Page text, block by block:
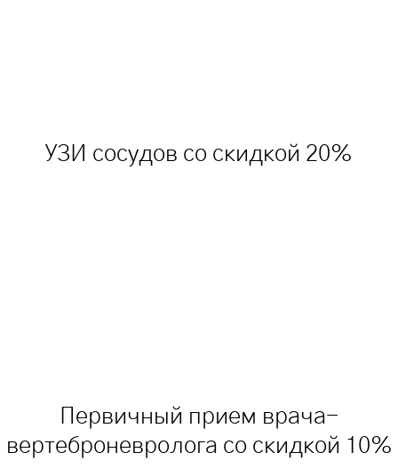
УЗИ сосудов со скидкой 20%
Первичный прием врача-
вертеброневролога со скидкой 10%